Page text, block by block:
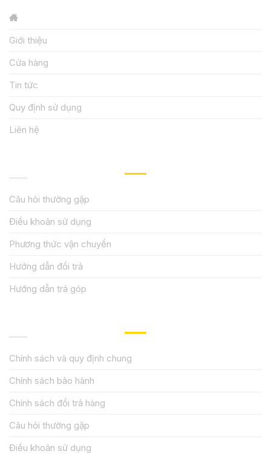
Giới thiệu
Cửa hàng
Tin tức
Quy định sử dụng
Liên hệ
Câu hỏi thường gặp
Điều khoản sử dụng
Phương thức vận chuyển
Hướng dẫn đổi trả
Hướng dẫn trả góp
Chính sách và quy định chung
Chính sách bảo hành
Chính sách đổi trả hàng
Câu hỏi thường gặp
Điều khoản sử dụng